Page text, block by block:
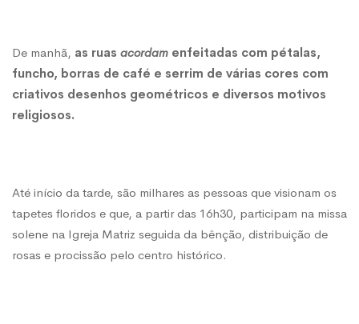
De manhã, as ruas acordam enfeitadas com pétalas,
funcho, borras de café e serrim de várias cores com
criativos desenhos geométricos e diversos motivos
religiosos.
Até início da tarde, são milhares as pessoas que visionam os
tapetes floridos e que, a partir das 16h30, participam na missa
solene na Igreja Matriz seguida da bênção, distribuição de
rosas e procissão pelo centro histórico.